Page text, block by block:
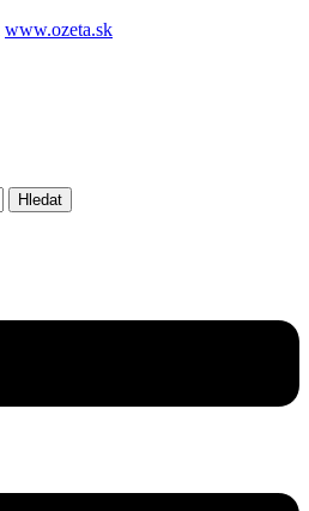
www.ozeta.sk
Hledat